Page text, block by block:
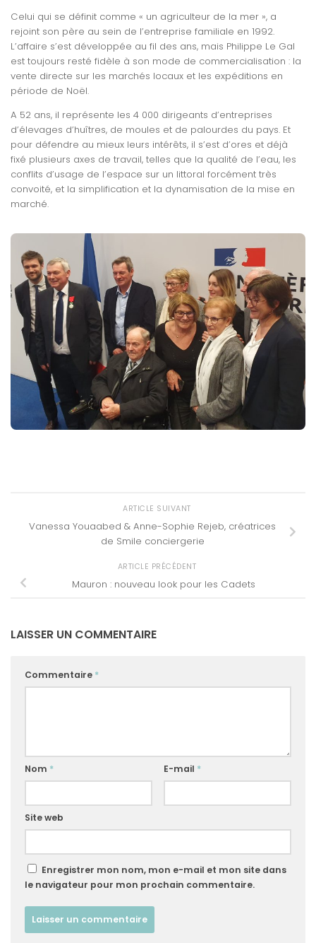
Celui qui se définit comme « un agriculteur de la mer », a
rejoint son père au sein de l’entreprise familiale en 1992.
L’affaire s’est développée au fil des ans, mais Philippe Le Gal
est toujours resté fidèle à son mode de commercialisation : la
vente directe sur les marchés locaux et les expéditions en
période de Noël.
A 52 ans, il représente les 4 000 dirigeants d’entreprises
d’élevages d’huîtres, de moules et de palourdes du pays. Et
pour défendre au mieux leurs intérêts, il s’est d’ores et déjà
fixé plusieurs axes de travail, telles que la qualité de l’eau, les
conflits d’usage de l’espace sur un littoral forcément très
convoité, et la simplification et la dynamisation de la mise en
marché.
ARTICLE SUIVANT
Vanessa Youaabed & Anne-Sophie Rejeb, créatrices
de Smile conciergerie
ARTICLE PRÉCÉDENT
Mauron : nouveau look pour les Cadets
LAISSER UN COMMENTAIRE
Commentaire *
Nom * E-mail *
Site web
Enregistrer mon nom, mon e-mail et mon site dans
le navigateur pour mon prochain commentaire.